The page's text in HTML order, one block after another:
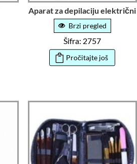
Aparat za depilaciju električni
Brzi pregled
Šifra: 2757
Pročitajte još